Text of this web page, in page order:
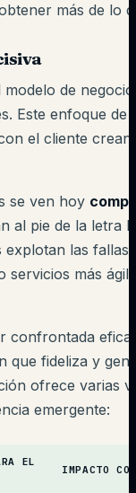
más de lo
de
Este enfoque de
el cliente
se ven hoy
al pie de la letra
explotan las fallas
servicios más
confrontada
que fideliza y
ofrece varias
emergente:
EL
IMPACTO